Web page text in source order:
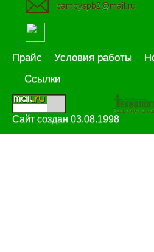
bambyspb2@mail.ru
Прайс Условия работы
Ссылки
Разработка
Сайт создан 03.08.1998